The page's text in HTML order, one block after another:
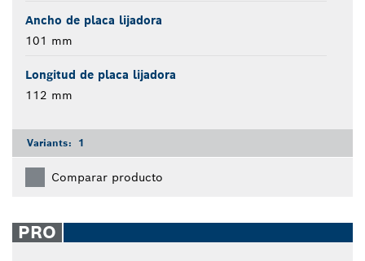
Ancho de placa lijadora
101 mm
Longitud de placa lijadora
112 mm
Variants: 1
Comparar producto
PRO